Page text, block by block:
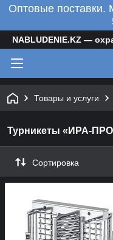
Оптовые поставки.
NABLUDENIE.KZ —
Товары и услуги
Турникеты «ИРА-
Сортировка